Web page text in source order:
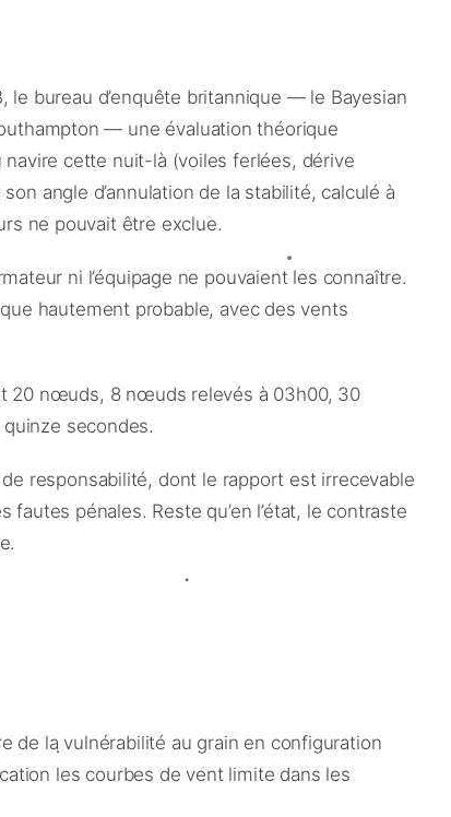
le bureau d’enquête britannique — le Bayesian
— une évaluation théorique
navire cette nuit-là (voiles ferlées, dérive
angle d’annulation de la stabilité, calculé à
ne pouvait être exclue.
ni l’équipage ne pouvaient les connaître.
hautement probable, avec des vents
20 nœuds, 8 nœuds relevés à 03h00, 30
secondes.
responsabilité, dont le rapport est irrecevable
pénales. Reste qu’en l’état, le contraste
de la vulnérabilité au grain en configuration
les courbes de vent limite dans les